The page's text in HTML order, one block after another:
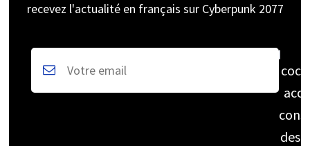
recevez l'actualité en français sur Cyberpunk 2077
des